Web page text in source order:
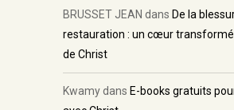
BRUSSET JEAN dans De la
restauration : un cœur transformé
de Christ
Kwamydans E-books gratuits